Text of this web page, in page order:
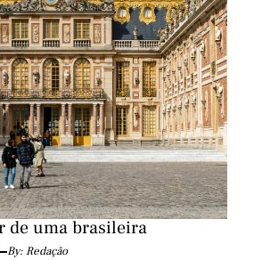
de uma brasileira
By: Redação